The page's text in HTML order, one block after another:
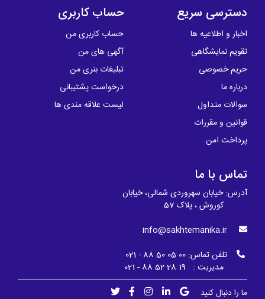
دسترسی سریع
اخبار و اطلاعیه ها
تقویم نمایشگاهی
حریم خصوصی
درباره ما
سوالات متداول
قوانین و مقررات
پرداخت امن
حساب کاربری
حساب کاربری من
آگهی های من
تبلیغات بنری من
درخواست پشتیبانی
لیست علاقه مندی ها
تماس با ما
آدرس: خیابان سهروردی شمالی، خیابان
کوروش ، پلاک 57
info@sakhtemanika.ir
تلفن تماس: 00 05 50 88 - 021
مدیریت : 19 28 52 88 - 021
ما را دنبال کنید